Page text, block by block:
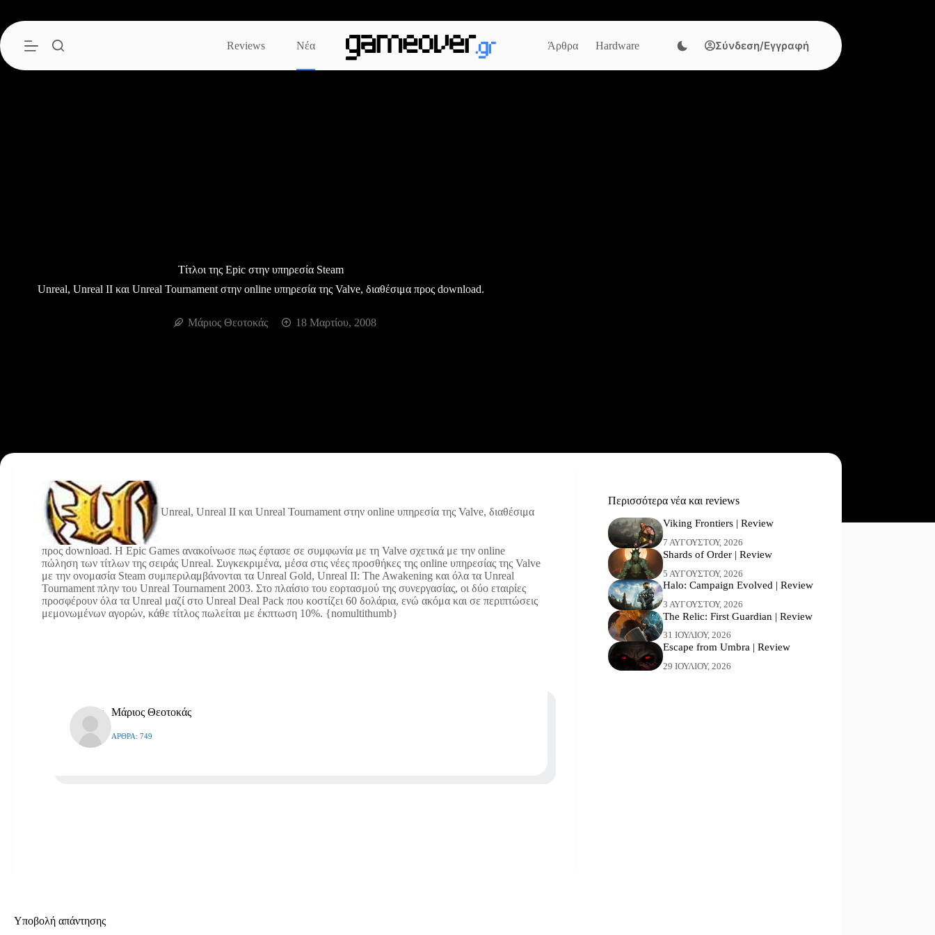
περιεχόμενο
Reviews
Νέα Άρθρα Hardware Σύνδεση/Εγγραφή
Τίτλοι της Epic στην υπηρεσία Steam
Unreal, Unreal II και Unreal Tournament στην online υπηρεσία της Valve, διαθέσιμα προς download.
Μάριος Θεοτοκάς 18 Μαρτίου, 2008
Unreal, Unreal II και Unreal Tournament στην online υπηρεσία της Valve, διαθέσιμα
προς download. H Epic Games ανακοίνωσε πως έφτασε σε συμφωνία με τη Valve σχετικά με την online
πώληση των τίτλων της σειράς Unreal. Συγκεκριμένα, μέσα στις νέες προσθήκες της online υπηρεσίας της Valve
με την ονομασία Steam συμπεριλαμβάνονται τα Unreal Gold, Unreal II: The Awakening και όλα τα Unreal
Tournament πλην του Unreal Tournament 2003. Στο πλαίσιο του εορτασμού της συνεργασίας, οι δύο εταιρίες
προσφέρουν όλα τα Unreal μαζί στο Unreal Deal Pack που κοστίζει 60 δολάρια, ενώ ακόμα και σε περιπτώσεις
μεμονωμένων αγορών, κάθε τίτλος πωλείται με έκπτωση 10%. {nomultithumb}
Μάριος Θεοτοκάς
ΆΡΘΡΑ: 749
Περισσότερα νέα και reviews
Viking Frontiers | Review
7 ΑΥΓΟΎΣΤΟΥ, 2026
Shards of Order | Review
5 ΑΥΓΟΎΣΤΟΥ, 2026
Halo: Campaign Evolved | Review
3 ΑΥΓΟΎΣΤΟΥ, 2026
The Relic: First Guardian | Review
31 ΙΟΥΛΊΟΥ, 2026
Escape from Umbra | Review
29 ΙΟΥΛΊΟΥ, 2026
Υποβολή απάντησης